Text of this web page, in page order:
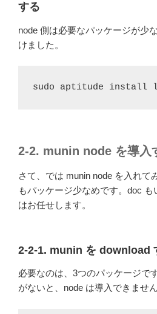
する
node 側は必要なパッケージが少
けました。
sudo aptitude install
2-2. munin node を導入
さて、では munin node を入れて
もパッケージ少なめです。doc も
はお任せします。
2-2-1. munin を download
必要なのは、3つのパッケージで
がないと、node は導入できません